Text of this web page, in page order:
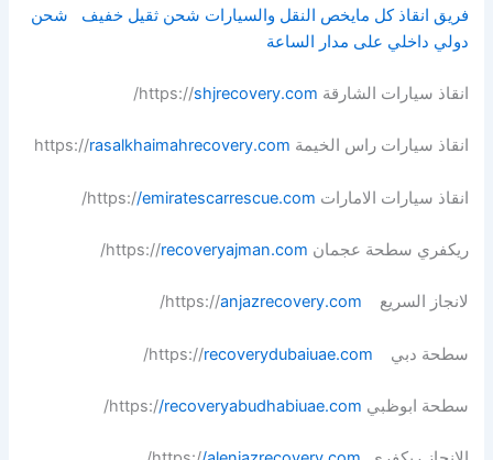
فريق انقاذ كل مايخص النقل والسيارات شحن ثقيل خفيف
شحن
دولي داخلي على مدار الساعة
انقاذ سيارات الشارقة https:// shjrecovery.com
/
انقاذ سيارات راس الخيمة https:// rasalkhaimahrecovery.com
انقاذ سيارات الامارات https:/ /emiratescarrescue.com
/
ريكفري سطحة عجمان https:// recoveryajman.com
/
لانجاز السريع https:// anjazrecovery.com
/
سطحة دبي https:// recoverydubaiuae.com
/
سطحة ابوظبي https:/ /recoveryabudhabiuae.com
/